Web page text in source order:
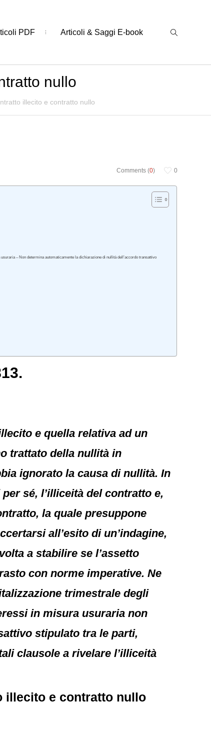
PDF Articoli & Saggi E-book
nullo
illecito e contratto nullo
Comments (0) 0
– Non determina automaticamente la dichiarazione di nullità dell’accordo transattivo
e quella relativa ad un
trattato della nullità in
ignorato la causa di nullità. In
sé, l’illiceità del contratto e,
la quale presuppone
all’esito di un’indagine,
a stabilire se l’assetto
con norme imperative. Ne
trimestrale degli
in misura usuraria non
stipulato tra le parti,
clausole a rivelare l’illiceità
illecito e contratto nullo